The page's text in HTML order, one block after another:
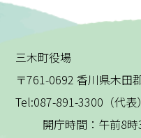
三木町役場
〒761-0692 香川県木田
Tel:087-891-3300（代
開庁時間：午前8